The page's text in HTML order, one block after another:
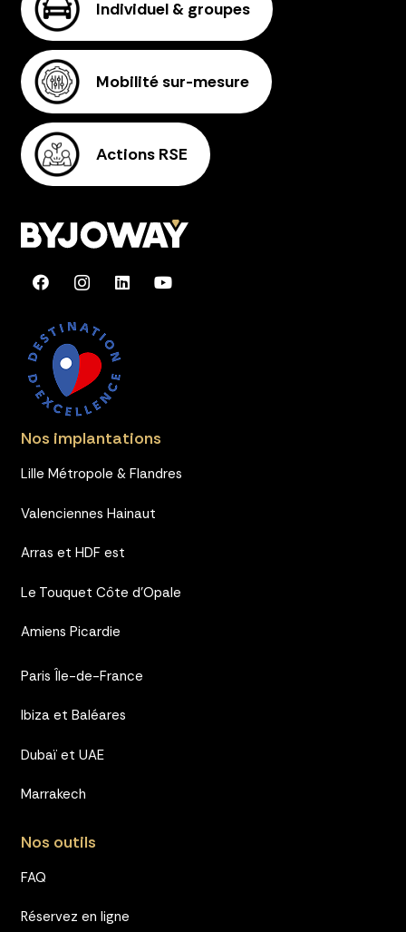
Individuel & groupes
Mobilité sur-mesure
Actions RSE
Nos implantations
Lille Métropole & Flandres
Valenciennes Hainaut
Arras et HDF est
Le Touquet Côte d’Opale
Amiens Picardie
Paris Île-de-France
Ibiza et Baléares
Dubaï et UAE
Marrakech
Nos outils
FAQ
Réservez en ligne